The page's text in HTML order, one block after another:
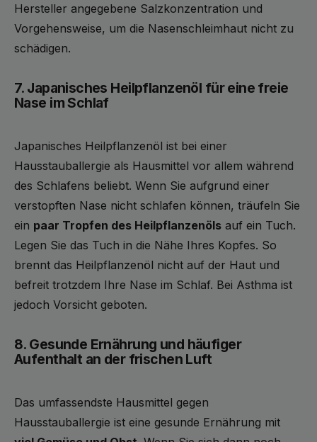
Hersteller angegebene Salzkonzentration und
Vorgehensweise, um die Nasenschleimhaut nicht zu
schädigen.
7. Japanisches Heilpflanzenöl für eine freie
Nase im Schlaf
Japanisches Heilpflanzenöl ist bei einer
Hausstauballergie als Hausmittel vor allem während
des Schlafens beliebt. Wenn Sie aufgrund einer
verstopften Nase nicht schlafen können, träufeln Sie
ein paar Tropfen des Heilpflanzenöls auf ein Tuch.
Legen Sie das Tuch in die Nähe Ihres Kopfes. So
brennt das Heilpflanzenöl nicht auf der Haut und
befreit trotzdem Ihre Nase im Schlaf. Bei Asthma ist
jedoch Vorsicht geboten.
8. Gesunde Ernährung und häufiger
Aufenthalt an der frischen Luft
Das umfassendste Hausmittel gegen
Hausstauballergie ist eine gesunde Ernährung mit